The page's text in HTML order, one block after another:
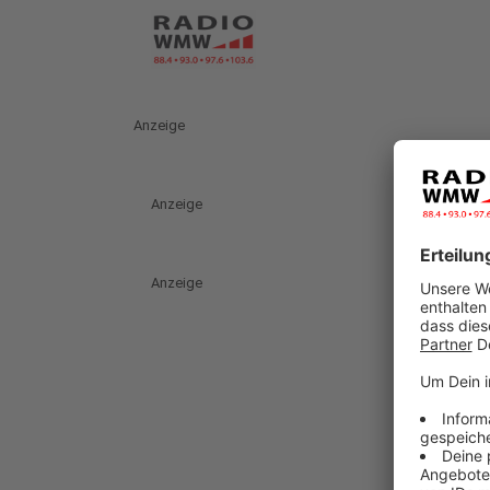
Anzeige
Anzeige
Anzeige